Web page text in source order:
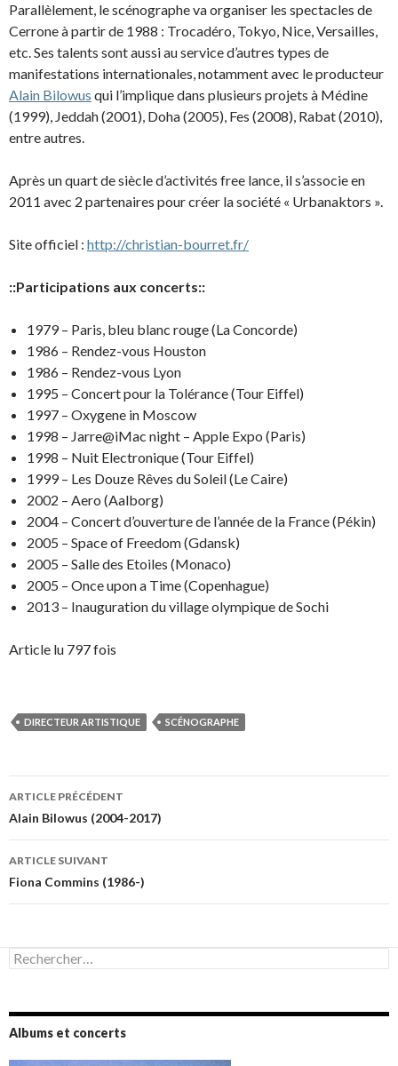
Parallèlement, le scénographe va organiser les spectacles de
Cerrone à partir de 1988 : Trocadéro, Tokyo, Nice, Versailles,
etc. Ses talents sont aussi au service d’autres types de
manifestations internationales, notamment avec le producteur
Alain Bilowus qui l’implique dans plusieurs projets à Médine
(1999), Jeddah (2001), Doha (2005), Fes (2008), Rabat (2010),
entre autres.
Après un quart de siècle d’activités free lance, il s’associe en
2011 avec 2 partenaires pour créer la société « Urbanaktors ».
Site officiel : http://christian-bourret.fr/
::Participations aux concerts::
1979 – Paris, bleu blanc rouge (La Concorde)
1986 – Rendez-vous Houston
1986 – Rendez-vous Lyon
1995 – Concert pour la Tolérance (Tour Eiffel)
1997 – Oxygene in Moscow
1998 – Jarre@iMac night – Apple Expo (Paris)
1998 – Nuit Electronique (Tour Eiffel)
1999 – Les Douze Rêves du Soleil (Le Caire)
2002 – Aero (Aalborg)
2004 – Concert d’ouverture de l’année de la France (Pékin)
2005 – Space of Freedom (Gdansk)
2005 – Salle des Etoiles (Monaco)
2005 – Once upon a Time (Copenhague)
2013 – Inauguration du village olympique de Sochi
Article lu 797 fois
DIRECTEUR ARTISTIQUE SCÉNOGRAPHE
Navigation
des
articles
ARTICLE PRÉCÉDENT
Alain Bilowus (2004-2017)
ARTICLE SUIVANT
Fiona Commins (1986-)
Rechercher :
Albums et concerts